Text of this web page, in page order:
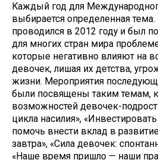
Каждый год для
выбирается определенная
проводился в 2012 году и был
для многих стран мира
которые негативно влияют на
девочек, лишая их детства,
жизни. Мероприятия
были посвящены таким темам,
возможностей девочек-
цикла насилия»,
помочь внести вклад в
завтра», «Сила девочек:
«Наше время пришло — наши